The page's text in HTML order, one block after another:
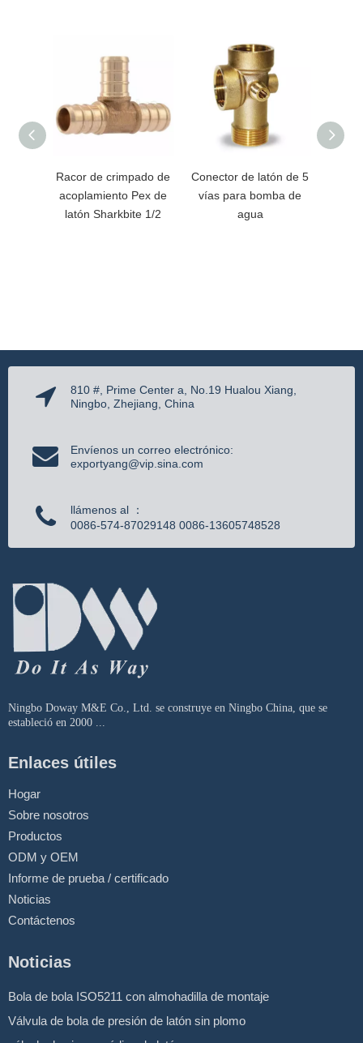
Racor de crimpado de
acoplamiento Pex de
latón Sharkbite 1/2
Conector de latón de 5
vías para bomba de
agua
810 #, Prime Center a, No.19 Hualou Xiang,
Ningbo, Zhejiang, China
Envíenos un correo electrónico:
exportyang@vip.sina.com
llámenos al ：
0086-574-87029148 0086-13605748528
Ningbo Doway M&E Co., Ltd. se construye en Ningbo China, que se
estableció en 2000 ...
Enlaces útiles
Hogar
Sobre nosotros
Productos
ODM y OEM
Informe de prueba / certificado
Noticias
Contáctenos
Noticias
Bola de bola ISO5211 con almohadilla de montaje
Válvula de bola de presión de latón sin plomo